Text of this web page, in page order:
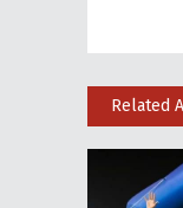
Related